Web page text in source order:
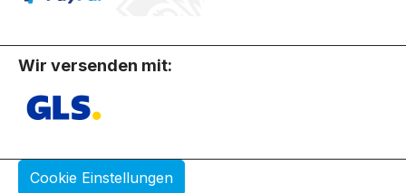
Wir versenden mit:
Cookie Einstellungen